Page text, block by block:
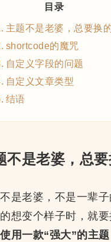
目录
主题不是老婆，总要换
shortcode的魔咒
自定义字段的问题
自定义文章类型
结语
不是老婆，总
是老婆，不是一辈
想变个样子时，就
用一款“强大”的主